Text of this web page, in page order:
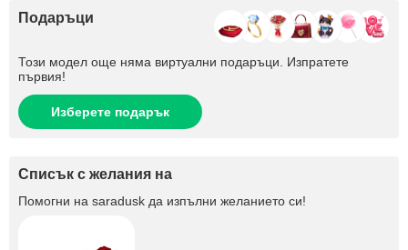
Подаръци
Този модел още няма виртуални подаръци. Изпратете
първия!
Изберете подарък
Списък с желания на
Помогни на saradusk да изпълни желанието си!